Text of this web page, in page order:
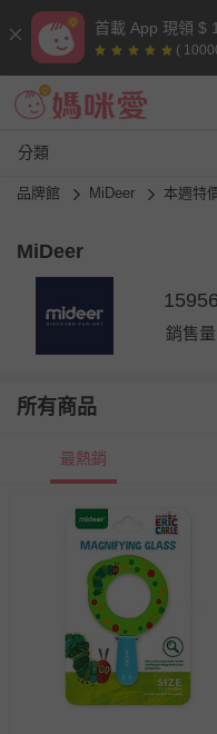
首載 App 現領 $
(
分類
品牌館 MiDeer 本週特
MiDeer
15956
銷售量
所有商品
最熱銷